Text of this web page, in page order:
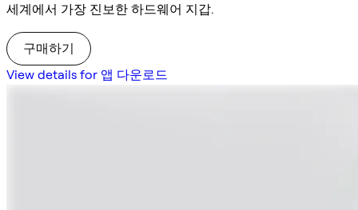
세계에서 가장 진보한 하드웨어 지갑.
구매하기
View details for 앱 다운로드